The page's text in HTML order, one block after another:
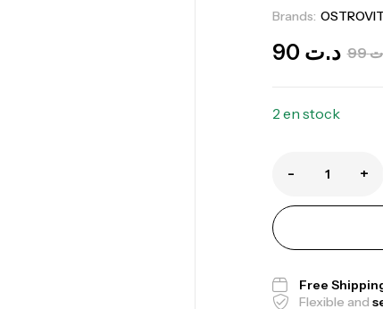
Brands: OSTROVIT
99 د.ت 90
2 en stock
- +
Free
Flexible and